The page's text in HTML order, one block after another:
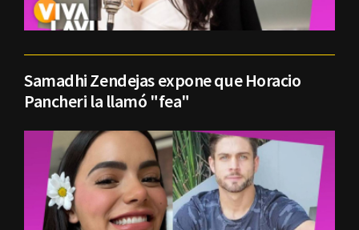
Samadhi Zendejas expone que Horacio
Pancheri la llamó "fea"